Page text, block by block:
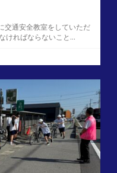
交通安全教室をしていただ
ければならないこと...